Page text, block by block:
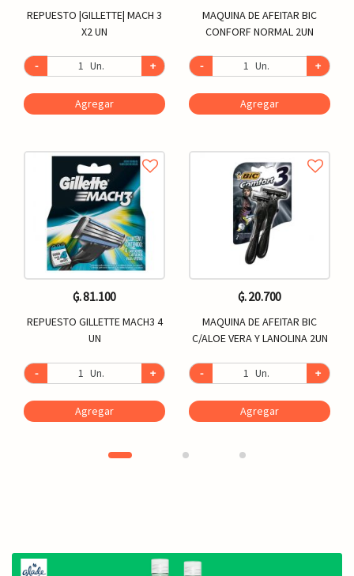
REPUESTO |GILLETTE| MACH 3
X2 UN
- Un. +
Agregar
₲. 81.100
REPUESTO GILLETTE MACH3 4
UN
- Un. +
Agregar
MAQUINA DE AFEITAR BIC
CONFORF NORMAL 2UN
- Un. +
Agregar
₲. 20.700
MAQUINA DE AFEITAR BIC
C/ALOE VERA Y LANOLINA 2UN
- Un. +
Agregar